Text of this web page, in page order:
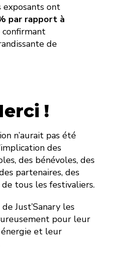
exposants ont
par rapport à
confirmant
de
!
n’aurait pas été
des
des bénévoles, des
partenaires, des
tous les festivaliers.
Just’Sanary les
pour leur
et leur